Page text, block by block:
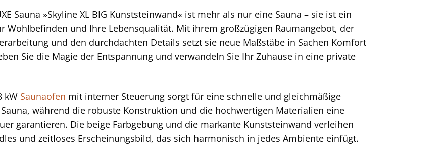
Sauna »Skyline XL BIG Kunststeinwand« ist mehr als nur eine Sauna – sie ist ein
Wohlbefinden und Ihre Lebensqualität. Mit ihrem großzügigen Raumangebot, der
und den durchdachten Details setzt sie neue Maßstäbe in Sachen Komfort
Sie die Magie der Entspannung und verwandeln Sie Ihr Zuhause in eine private
kW Saunaofen mit interner Steuerung sorgt für eine schnelle und gleichmäßige
während die robuste Konstruktion und die hochwertigen Materialien eine
garantieren. Die beige Farbgebung und die markante Kunststeinwand verleihen
und zeitloses Erscheinungsbild, das sich harmonisch in jedes Ambiente einfügt.